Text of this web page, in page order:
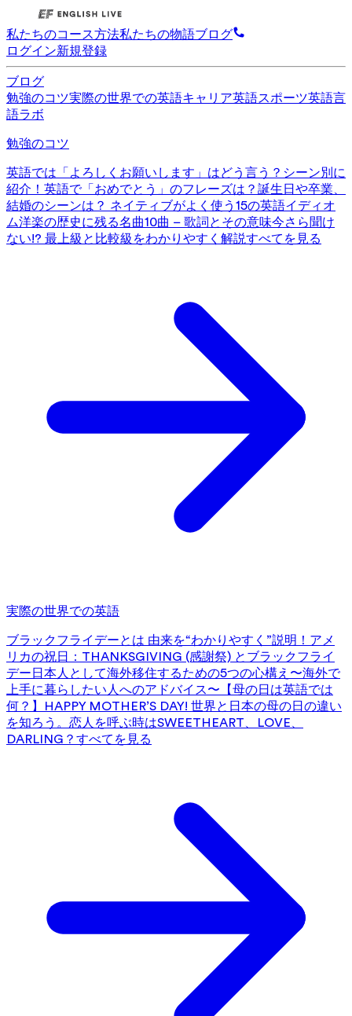
私たちのコース方法私たちの物語ブログ
ログイン新規登録
ブログ
勉強のコツ実際の世界での英語キャリア英語スポーツ英語言
語ラボ
勉強のコツ
英語では「よろしくお願いします」はどう言う？シーン別に
紹介！ 英語で「おめでとう」のフレーズは？誕生日や卒業、
結婚のシーンは？ ネイティブがよく使う15の英語イディオ
ム洋楽の歴史に残る名曲10曲 – 歌詞とその意味今さら聞け
ない!? 最上級と比較級をわかりやすく解説すべてを見る
実際の世界での英語
ブラックフライデーとは 由来を“わかりやすく”説明！ アメ
リカの祝日：THANKSGIVING (感謝祭) とブラックフライ
デー 日本人として海外移住するための5つの心構え〜海外で
上手に暮らしたい人へのアドバイス〜 【母の日は英語では
何？】HAPPY MOTHER’S DAY! 世界と日本の母の日の違い
を知ろう。 恋人を呼ぶ時はSWEETHEART、LOVE、
DARLING？ すべてを見る